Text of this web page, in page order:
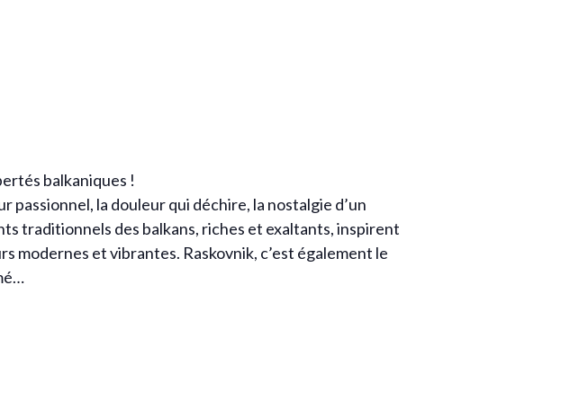
balkaniques !
la douleur qui déchire, la nostalgie d’un
traditionnels des balkans, riches et exaltants, inspirent
modernes et vibrantes. Raskovnik, c’est également le